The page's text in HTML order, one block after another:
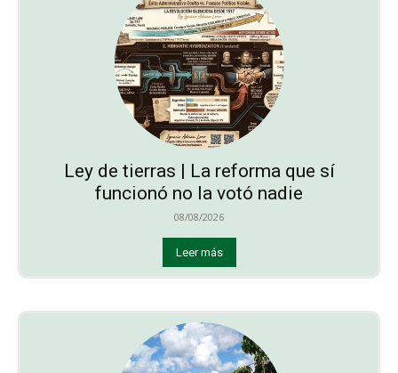
Ley de tierras | La reforma que sí
funcionó no la votó nadie
08/08/2026
Leer más